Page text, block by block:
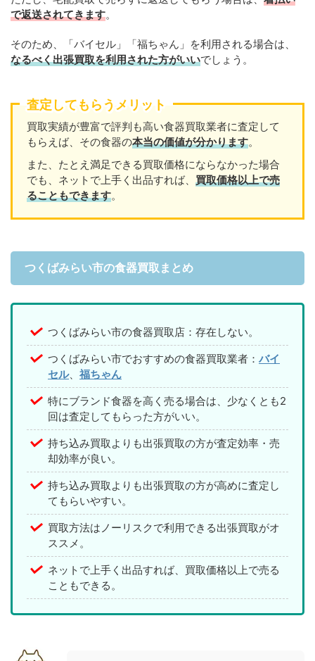
で返送されてきます。
そのため、「バイセル」「福ちゃん」を利用される場合は、
なるべく出張買取を利用された方がいいでしょう。
査定してもらうメリット
買取実績が豊富で評判も高い食器買取業者に査定して
もらえば、その食器の本当の価値が分かります。
また、たとえ満足できる買取価格にならなかった場合
でも、ネットで上手く出品すれば、 買取価格以上で売
ることもできます。
つくばみらい市の食器買取まとめ
つくばみらい市の食器買取店：存在しない。
つくばみらい市でおすすめの食器買取業者： バイ
セル、 福ちゃん
特にブランド食器を高く売る場合は、少なくとも2
回は査定してもらった方がいい。
持ち込み買取よりも出張買取の方が査定効率・売
却効率が良い。
持ち込み買取よりも出張買取の方が高めに査定し
てもらいやすい。
買取方法はノーリスクで利用できる出張買取がオ
ススメ。
ネットで上手く出品すれば、買取価格以上で売る
こともできる。